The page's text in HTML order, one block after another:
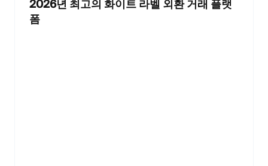
2026년 최고의 화이트 라벨 외환 거래 플랫
폼